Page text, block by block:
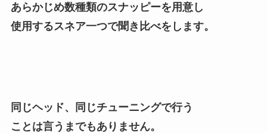
あらかじめ数種類のスナッピーを用意し
使用するスネア一つで聞き比べをします。
同じヘッド、同じチューニングで行う
ことは言うまでもありません。